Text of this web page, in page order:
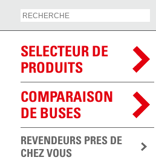
SELECTEUR DE
PRODUITS
COMPARAISON
DE BUSES
REVENDEURS PRES DE
CHEZ VOUS